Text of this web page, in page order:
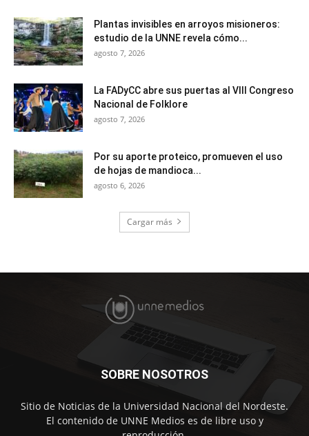
Plantas invisibles en arroyos misioneros:
estudio de la UNNE revela cómo...
agosto 7, 2026
La FADyCC abre sus puertas al VIII Congreso
Nacional de Folklore
agosto 7, 2026
Por su aporte proteico, promueven el uso
de hojas de mandioca...
agosto 6, 2026
Cargar más
SOBRE NOSOTROS
Sitio de Noticias de la Universidad Nacional del Nordeste.
El contenido de UNNE Medios es de libre uso y